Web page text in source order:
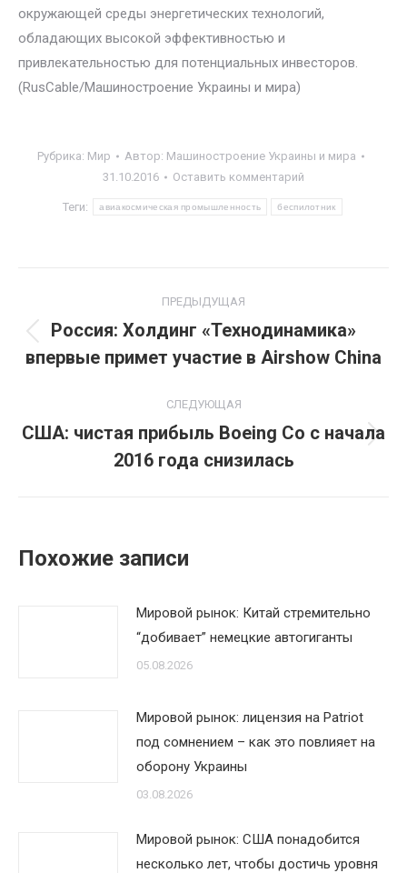
окружающей среды энергетических технологий,
обладающих высокой эффективностью и
привлекательностью для потенциальных инвесторов.
(RusCable/Машиностроение Украины и мира)
Рубрика: Мир Автор: Машиностроение Украины и мира
31.10.2016
Оставить комментарий
Теги: авиакосмическая промышленность беспилотник
по
записям
ПРЕДЫДУЩАЯ
Предыдущая
запись:
Россия: Холдинг «Технодинамика»
впервые примет участие в Airshow China
СЛЕДУЮЩАЯ
Следующая
запись:
США: чистая прибыль Boeing Co с начала
2016 года снизилась
Похожие записи
Мировой рынок: Китай стремительно
“добивает” немецкие автогиганты
05.08.2026
Мировой рынок: лицензия на Patriot
под сомнением – как это повлияет на
оборону Украины
03.08.2026
Мировой рынок: США понадобится
несколько лет, чтобы достичь уровня